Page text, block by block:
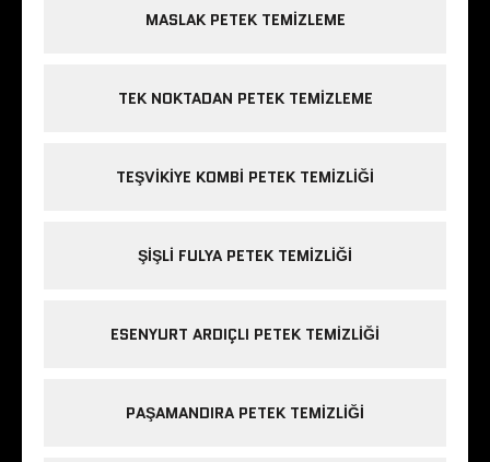
MASLAK PETEK TEMIZLEME
TEK NOKTADAN PETEK TEMIZLEME
TEŞVIKIYE KOMBI PETEK TEMIZLIĞI
ŞIŞLI FULYA PETEK TEMIZLIĞI
ESENYURT ARDIÇLI PETEK TEMIZLIĞI
PAŞAMANDIRA PETEK TEMIZLIĞI